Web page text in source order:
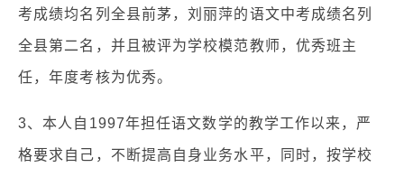
考成绩均名列全县前茅，刘丽萍的语文中考成绩名列
全县第二名，并且被评为学校模范教师，优秀班主
任，年度考核为优秀。
3、本人自1997年担任语文数学的教学工作以来，严
格要求自己，不断提高自身业务水平，同时，按学校